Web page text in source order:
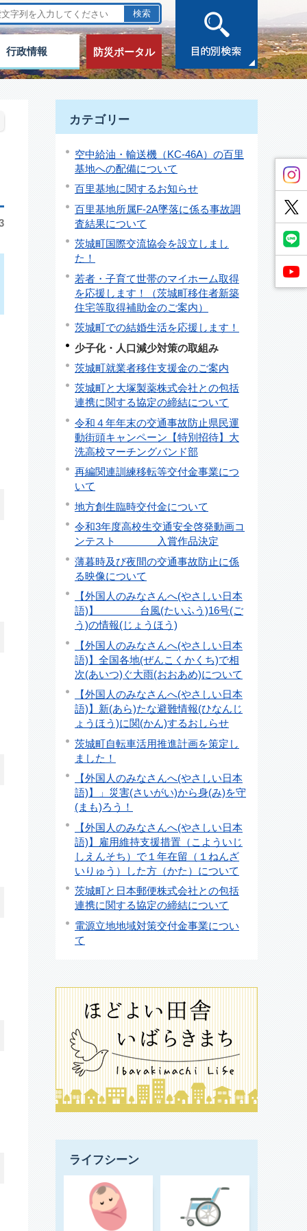
行政情報 防災ポータル
カテゴリー
空中給油・輸送機（KC-46A）の百里
基地への配備について
百里基地に関するお知らせ
百里基地所属F-2A墜落に係る事故調
査結果について
茨城町国際交流協会を設立しまし
た！
若者・子育て世帯のマイホーム取得
を応援します！（茨城町移住者新築
住宅等取得補助金のご案内）
茨城町での結婚生活を応援します！
少子化・人口減少対策の取組み
茨城町就業者移住支援金のご案内
茨城町と大塚製薬株式会社との包括
連携に関する協定の締結について
令和４年年末の交通事故防止県民運
動街頭キャンペーン【特別招待】大
洗高校マーチングバンド部
再編関連訓練移転等交付金事業につ
いて
地方創生臨時交付金について
令和3年度高校生交通安全啓発動画コ
ンテスト 入賞作品決定
薄暮時及び夜間の交通事故防止に係
る映像について
【外国人のみなさんへ(やさしい日本
語)】 台風(たいふう)16号(ご
う)の情報(じょうほう)
【外国人のみなさんへ(やさしい日本
語)】全国各地(ぜんこくかくち)で相
次(あいつ)ぐ大雨(おおあめ)について
【外国人のみなさんへ(やさしい日本
語)】新(あら)たな避難情報(ひなんじ
ょうほう)に関(かん)するおしらせ
茨城町自転車活用推進計画を策定し
ました！
【外国人のみなさんへ(やさしい日本
語)】」災害(さいがい)から身(み)を守
(まも)ろう！
【外国人のみなさんへ(やさしい日本
語)】雇用維持支援措置（こよういじ
しえんそち）で１年在留（１ねんざ
いりゅう）した方（かた）について
茨城町と日本郵便株式会社との包括
連携に関する協定の締結について
電源立地地域対策交付金事業につい
て
ライフシーン